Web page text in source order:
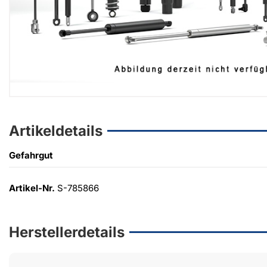
Artikeldetails
Gefahrgut
Artikel-Nr. S-785866
Herstellerdetails